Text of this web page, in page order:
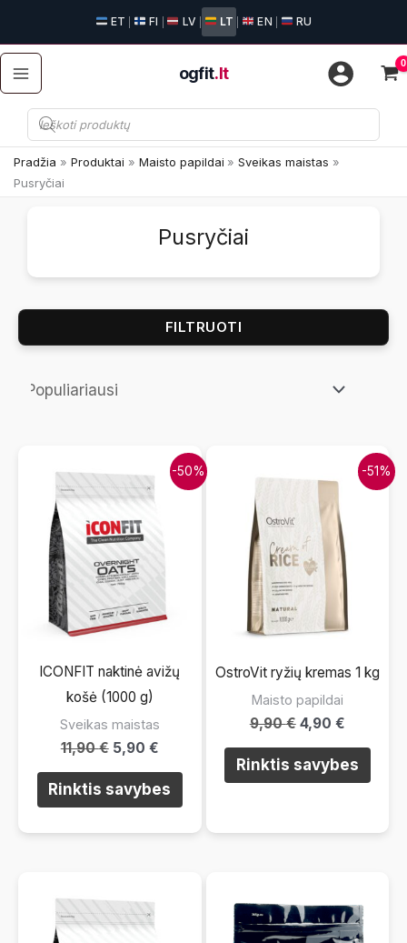
turinio
ET FI LV LT EN RU
ogfit.lt
Produktų
paieška
Pradžia Produktai Maisto papildai
Sveikas maistas
Pusryčiai
Pusryčiai
FILTRUOTI
-50%
ICONFIT naktinė avižų
košė (1000 g)
Sveikas maistas
11,90€ 5,90 €
Rinktis savybes
Šis
produktas
Pasirinkimus
-51%
OstroVit ryžių kremas 1 kg
Maisto papildai
9,90€ 4,90 €
Rinktis savybes
Šis
kelis